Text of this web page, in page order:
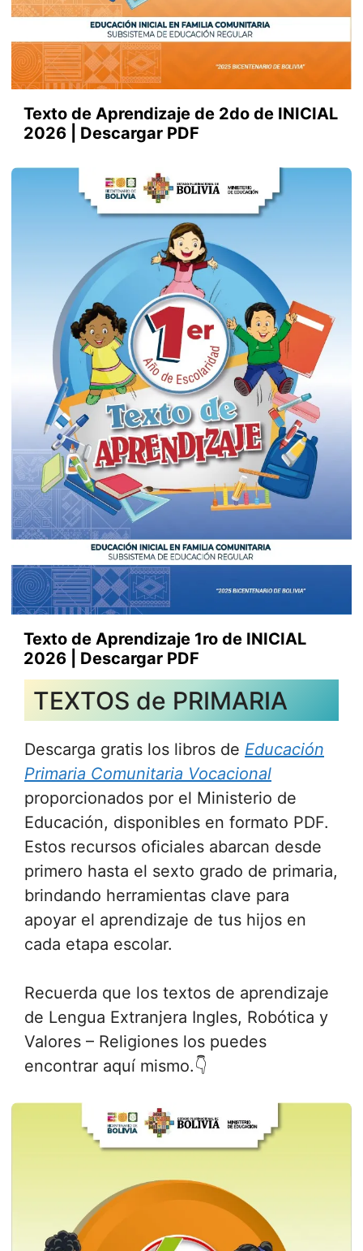
Texto de Aprendizaje de 2do de INICIAL
2026 | Descargar PDF
Texto de Aprendizaje 1ro de INICIAL
2026 | Descargar PDF
TEXTOS de PRIMARIA
Descarga gratis los libros de Educación
Primaria Comunitaria Vocacional
proporcionados por el Ministerio de
Educación, disponibles en formato PDF.
Estos recursos oficiales abarcan desde
primero hasta el sexto grado de primaria,
brindando herramientas clave para
apoyar el aprendizaje de tus hijos en
cada etapa escolar.
Recuerda que los textos de aprendizaje
de Lengua Extranjera Ingles, Robótica y
Valores – Religiones los puedes
encontrar aquí mismo.👇